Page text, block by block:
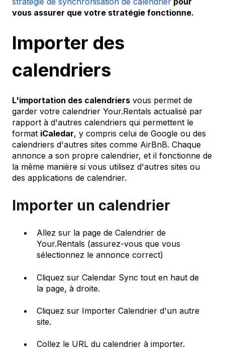
vous assurer que votre stratégie fonctionne.
Importer des
calendriers
L'importation des calendriers vous permet de
garder votre calendrier Your.Rentals actualisé par
rapport à d'autres calendriers qui permettent le
format iCaledar, y compris celui de Google ou des
calendriers d'autres sites comme AirBnB. Chaque
annonce a son propre calendrier, et il fonctionne de
la même manière si vous utilisez d'autres sites ou
des applications de calendrier.
Importer un calendrier
Allez sur la page de Calendrier de
Your.Rentals (assurez-vous que vous
sélectionnez le annonce correct)
Cliquez sur Calendar Sync tout en haut de
la page, à droite.
Cliquez sur Importer Calendrier d'un autre
site.
Collez le URL du calendrier à importer.